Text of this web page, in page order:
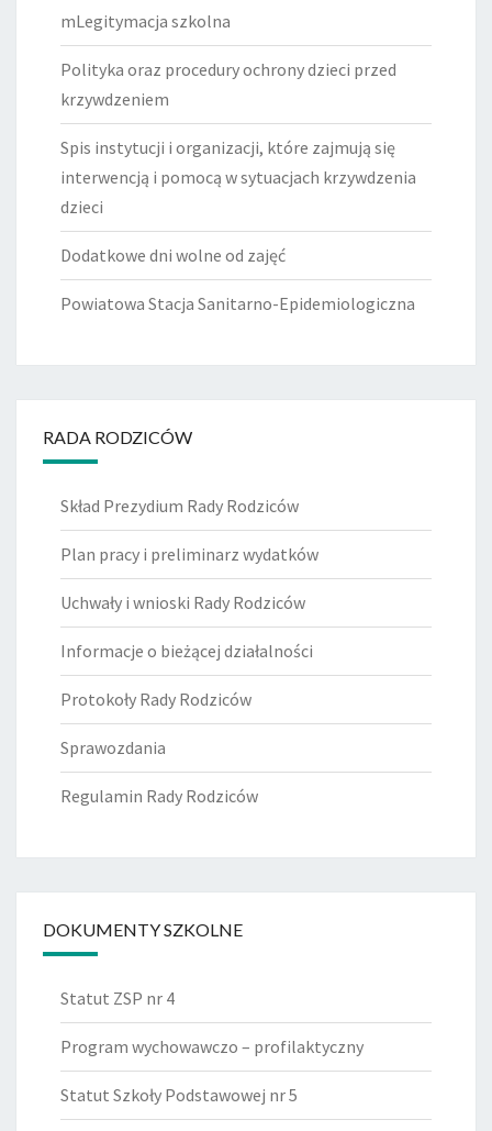
mLegitymacja szkolna
Polityka oraz procedury ochrony dzieci przed
krzywdzeniem
Spis instytucji i organizacji, które zajmują się
interwencją i pomocą w sytuacjach krzywdzenia
dzieci
Dodatkowe dni wolne od zajęć
Powiatowa Stacja Sanitarno-Epidemiologiczna
RADA RODZICÓW
Skład Prezydium Rady Rodziców
Plan pracy i preliminarz wydatków
Uchwały i wnioski Rady Rodziców
Informacje o bieżącej działalności
Protokoły Rady Rodziców
Sprawozdania
Regulamin Rady Rodziców
DOKUMENTY SZKOLNE
Statut ZSP nr 4
Program wychowawczo – profilaktyczny
Statut Szkoły Podstawowej nr 5